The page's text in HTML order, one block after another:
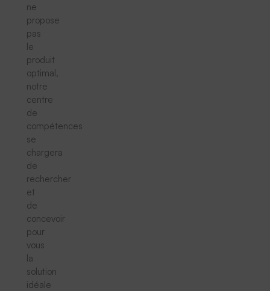
ne
propose
pas
le
produit
optimal,
notre
centre
de
compétences
se
chargera
de
rechercher
et
de
concevoir
pour
vous
la
solution
idéale